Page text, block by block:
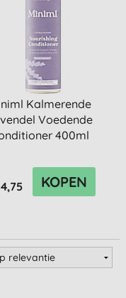
Kalmerende
Voedende
400ml
KOPEN